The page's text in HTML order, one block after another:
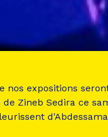
nos expositions
Zineb Sedira ce